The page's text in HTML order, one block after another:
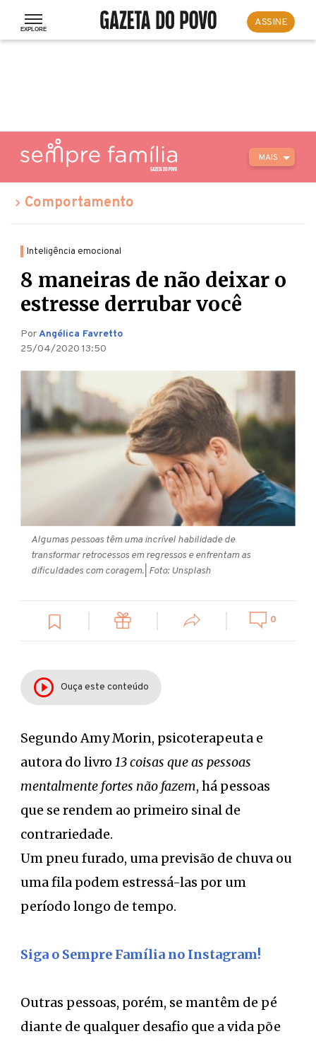
ASSINE
MAIS
Comportamento
Inteligência emocional
8 maneiras de não deixar o
estresse derrubar você
PorAngélica Favretto
25/04/2020 13:50
Algumas pessoas têm uma incrível habilidade de
transformar retrocessos em regressos e enfrentam as
dificuldades com coragem. | Foto: Unsplash
0
Ouça este conteúdo
Segundo Amy Morin, psicoterapeuta e
autora do livro 13 coisas que as pessoas
mentalmente fortes não fazem, há pessoas
que se rendem ao primeiro sinal de
contrariedade.
Um pneu furado, uma previsão de chuva ou
uma fila podem estressá-las por um
período longo de tempo.
Siga o Sempre Família no Instagram!
Outras pessoas, porém, se mantêm de pé
diante de qualquer desafio que a vida põe